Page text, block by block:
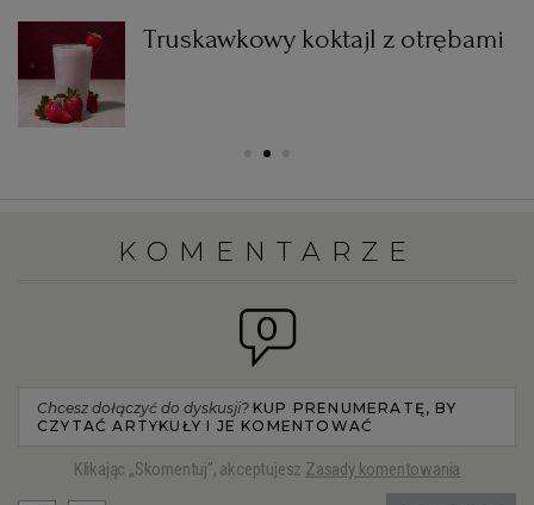
Truskawkowy koktajl z otrębami
KOMENTARZE
0
Chcesz dołączyć do dyskusji? KUP PRENUMERATĘ, BY
CZYTAĆ ARTYKUŁY I JE KOMENTOWAĆ
Klikając „Skomentuj”, akceptujesz Zasady komentowania